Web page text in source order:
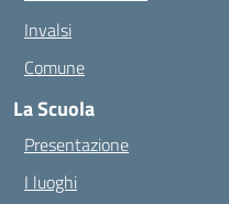
Invalsi
Comune
La Scuola
Presentazione
I luoghi